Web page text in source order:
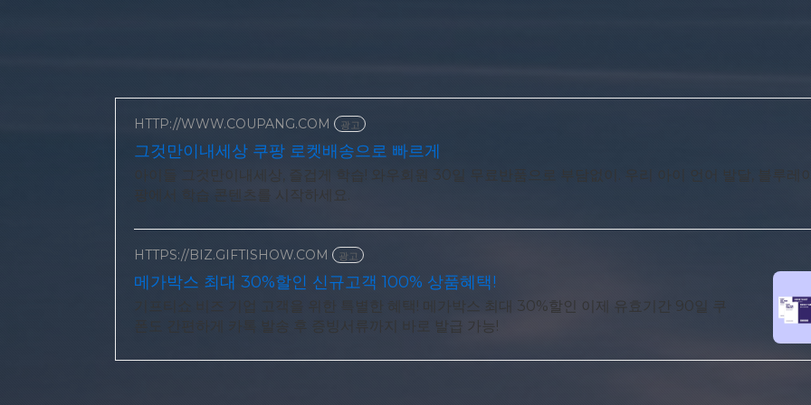
HTTP://WWW.COUPANG.COM 광고
그것만이내세상 쿠팡 로켓배송으로 빠르게
아이들 그것만이내세상, 즐겁게 학습! 와우회원 30일 무료반품으로 부담없이. 우리 아이 언어 발달, 블루레
팡에서 학습 콘텐츠를 시작하세요.
HTTPS://BIZ.GIFTISHOW.COM 광고
메가박스 최대 30%할인 신규고객 100% 상품혜택!
기프티쇼 비즈 기업 고객을 위한 특별한 혜택! 메가박스 최대 30%할인 이제 유효기간 90일 쿠
폰도 간편하게 카톡 발송 후 증빙서류까지 바로 발급 가능!